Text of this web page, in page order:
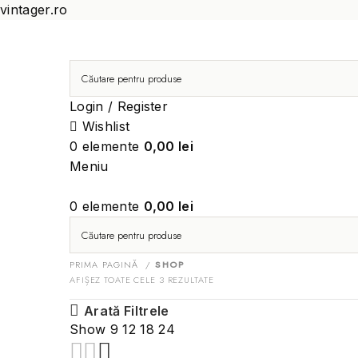
vintager.ro
Login / Register
Wishlist
0 elemente 0,00 lei
Meniu
0 elemente 0,00 lei
PRIMA PAGINĂ
SHOP
AFIȘEZ TOATE CELE 3 REZULTATE
Arată Filtrele
Show 9121824